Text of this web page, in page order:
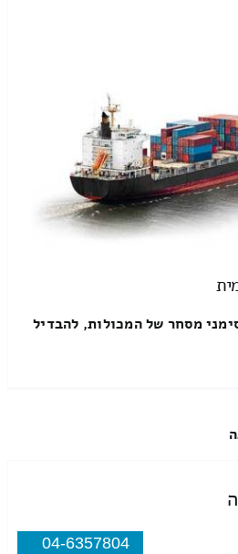
מסחר של המכולות, להבדיל
04-6357804